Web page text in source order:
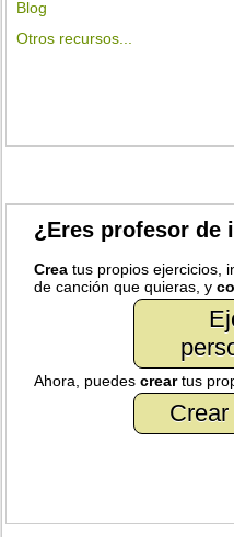
Blog
Otros recursos...
¿Eres profesor de
Crea tus propios ejercicios,
de canción que quieras, y
Ahora, puedescreartus